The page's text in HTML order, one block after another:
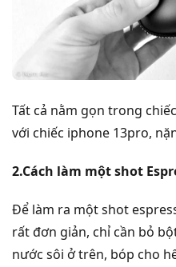
Tất cả nằm gọn trong
với chiếc iphone 13pro,
2.Cách làm một shot
Để làm ra một shot
rất đơn giản, chỉ cần bỏ
nước sôi ở trên, bóp cho